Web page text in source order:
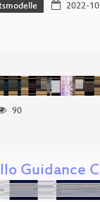
2022-
90
Guidance